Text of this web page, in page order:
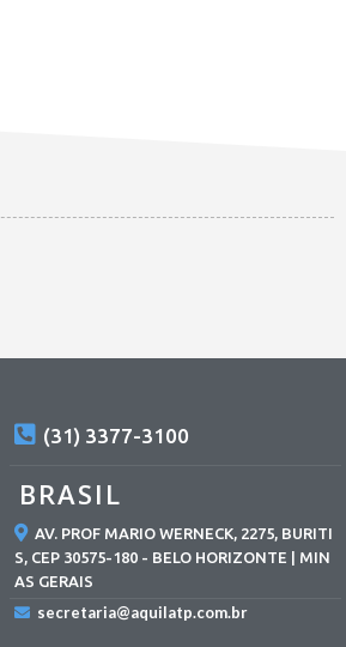
(31) 3377-3100
BRASIL
AV. PROF MARIO WERNECK, 2275, BURITI
S, CEP 30575-180 - BELO HORIZONTE | MIN
AS GERAIS
secretaria@aquilatp.com.br